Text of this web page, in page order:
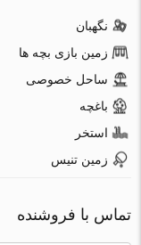
نگهبان
زمین بازی بچه ها
ساحل خصوصی
باغچه
استخر
زمین تنیس
تماس با فروشنده